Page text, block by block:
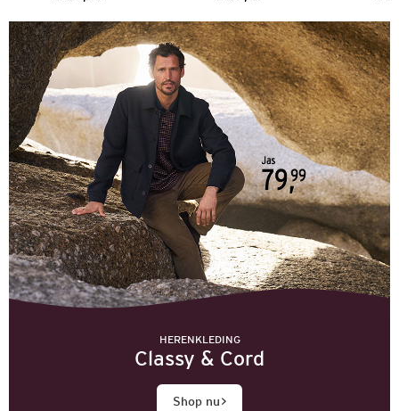
HERENKLEDING
Classy & Cord
Shop nu